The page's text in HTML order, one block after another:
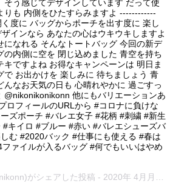
そう感じてデザインしています だって使
りも 内側をひたすらみますよ ------------
度に バッグからポーチを出す度に 楽し
インなら あなたの心はウキウキしますよ
になれる そんなトートバッグ 今回の新デ
の内側に空を 閉じ込めました 青空を持ち
キですよね お得なキャンペーンは 明日ま
で お出かけを 楽しみに 待ちましょう 青
んなお天気の日も 心晴れやかに 過ごすっ
@nikonikonikonn 他にもバリエーションあ
ロフィールのURLから #コロナに負けな
ズポーチ #バレエ女子 #花柄 #刺繍 #新生
#キイロ #ブルー #赤い #バレエシューズバ
む #2020バック #仕事にも使える #春は
ァイルが入るバッグ #何でもいいはやめ
がシェアした投稿 - 2020年 4月月16日午前2時50分PDT